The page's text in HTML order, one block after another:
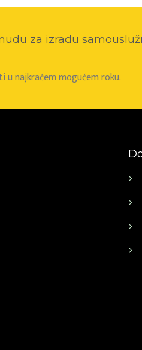
za izradu
u najkraćem mogućem roku.